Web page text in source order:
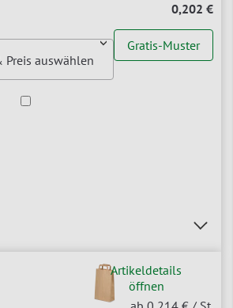
0,202 €
Gratis-Muster
Artikeldetails
öffnen